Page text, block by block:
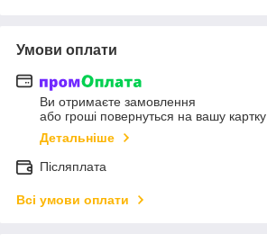
Умови оплати
Ви отримаєте замовлення
або гроші повернуться на вашу картку
Детальніше
Післяплата
Всі умови оплати